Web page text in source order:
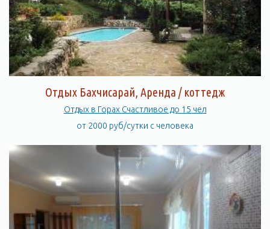
Отдых Бахчисарай, Аренда / коттедж
Отдых в Горах Счастливое до 15 чел
от 2000 руб/сутки с человека